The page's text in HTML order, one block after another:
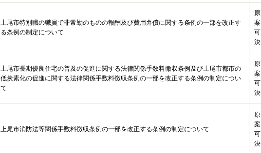
上尾市特別職の職員で非常勤のものの報酬及び費用弁償に関する条例の一部を改正す
る条例の制定について
原
案
可
決
上尾市長期優良住宅の普及の促進に関する法律関係手数料徴収条例及び上尾市都市の
低炭素化の促進に関する法律関係手数料徴収条例の一部を改正する条例の制定につい
て
原
案
可
決
上尾市消防法等関係手数料徴収条例の一部を改正する条例の制定について
原
案
可
決